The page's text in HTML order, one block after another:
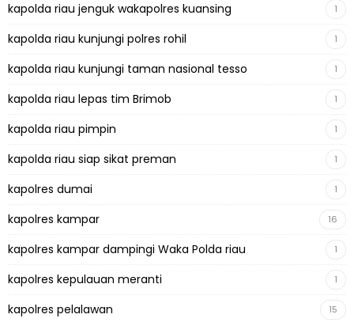
kapolda riau jenguk wakapolres kuansing 1
kapolda riau kunjungi polres rohil 1
kapolda riau kunjungi taman nasional tesso 1
kapolda riau lepas tim Brimob 1
kapolda riau pimpin 1
kapolda riau siap sikat preman 1
kapolres dumai 1
kapolres kampar 16
kapolres kampar dampingi Waka Polda riau 1
kapolres kepulauan meranti 1
kapolres pelalawan 15